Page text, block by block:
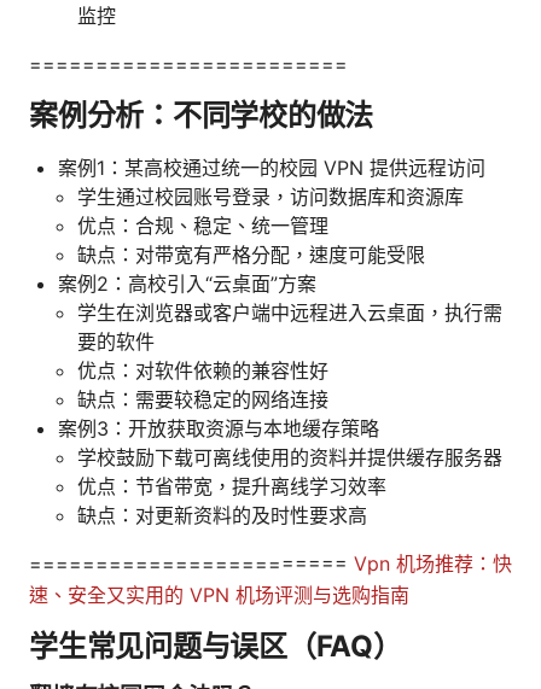
监控
========================
案例分析：不同学校的做法
案例1：某高校通过统一的校园 VPN 提供远程访问
学生通过校园账号登录，访问数据库和资源库
优点：合规、稳定、统一管理
缺点：对带宽有严格分配，速度可能受限
案例2：高校引入“云桌面”方案
学生在浏览器或客户端中远程进入云桌面，执行需
要的软件
优点：对软件依赖的兼容性好
缺点：需要较稳定的网络连接
案例3：开放获取资源与本地缓存策略
学校鼓励下载可离线使用的资料并提供缓存服务器
优点：节省带宽，提升离线学习效率
缺点：对更新资料的及时性要求高
======================== Vpn 机场推荐：快
速、安全又实用的 VPN 机场评测与选购指南
学生常见问题与误区（FAQ）